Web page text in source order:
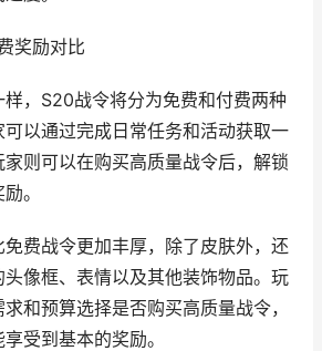
奖励对比
，S20战令将分为免费和付费两种
以通过完成日常任务和活动获取一
则可以在购买高质量战令后，解锁
。
费战令更加丰厚，除了皮肤外，还
像框、表情以及其他装饰物品。玩
和预算选择是否购买高质量战令，
受到基本的奖励。